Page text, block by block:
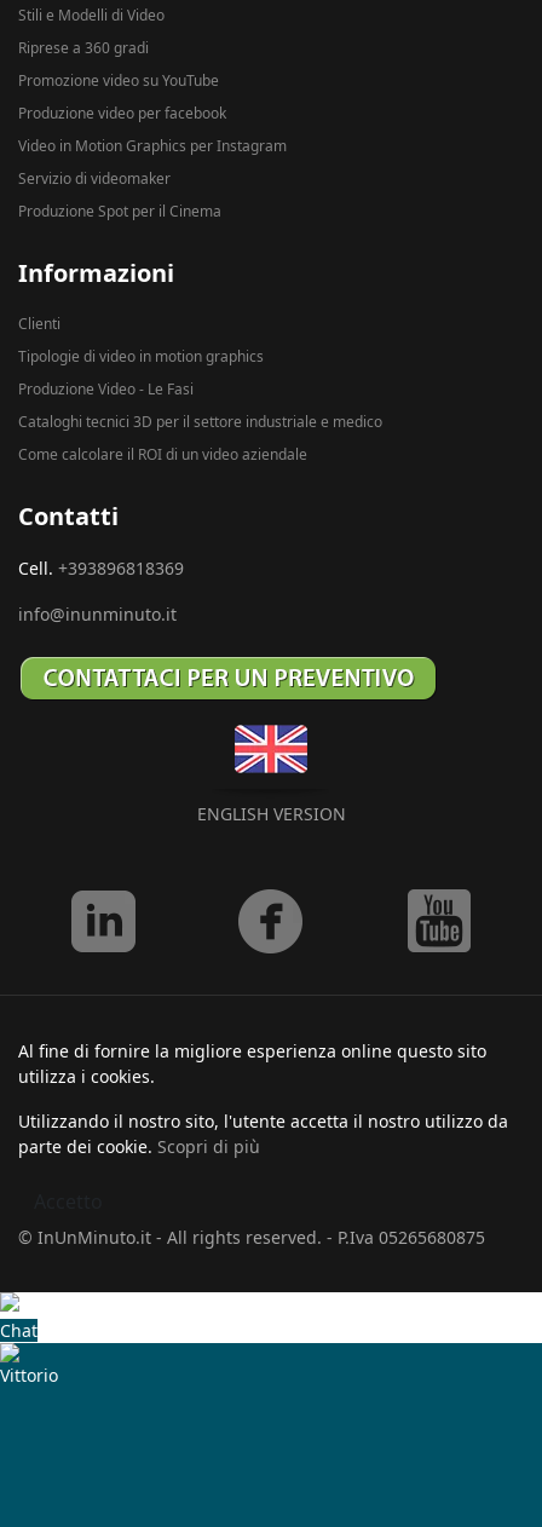
Stili e Modelli di Video
Riprese a 360 gradi
Promozione video su YouTube
Produzione video per facebook
Video in Motion Graphics per Instagram
Servizio di videomaker
Produzione Spot per il Cinema
Informazioni
Clienti
Tipologie di video in motion graphics
Produzione Video - Le Fasi
Cataloghi tecnici 3D per il settore industriale e medico
Come calcolare il ROI di un video aziendale
Contatti
Cell. +393896818369
info@inunminuto.it
ENGLISH VERSION
Al fine di fornire la migliore esperienza online questo sito
utilizza i cookies.
Utilizzando il nostro sito, l'utente accetta il nostro utilizzo da
parte dei cookie. Scopri di più
© InUnMinuto.it - All rights reserved. - P.Iva 05265680875
Chat
Vittorio